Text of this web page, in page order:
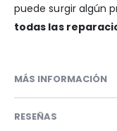
puede surgir algún
todas las
MÁS INFORMACIÓN
RESEÑAS